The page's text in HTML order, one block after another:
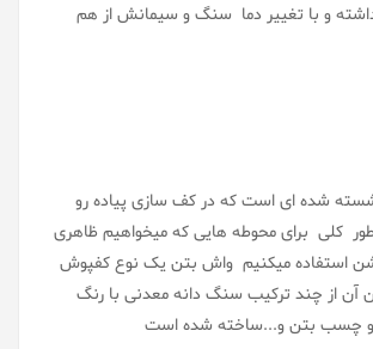
و با تغییر دما سنگ و سیمانش از هم
شده ای است که در کف سازی پیاده رو
کلی برای محوطه هایی که میخواهیم ظاهری
استفاده میکنیم واش بتن یک نوع کفپوش
آن از چند ترکیب سنگ دانه معدنی با رنگ
و چسب بتن و...ساخته شده است